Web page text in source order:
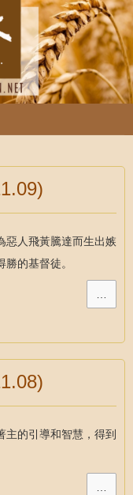
惡人飛黃騰達而生出嫉
的基督徒。
…
主的引導和智慧，得到
…